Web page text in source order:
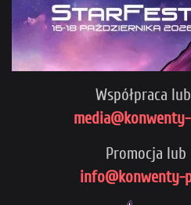
Współpraca
Promocja lub
info@konwenty-